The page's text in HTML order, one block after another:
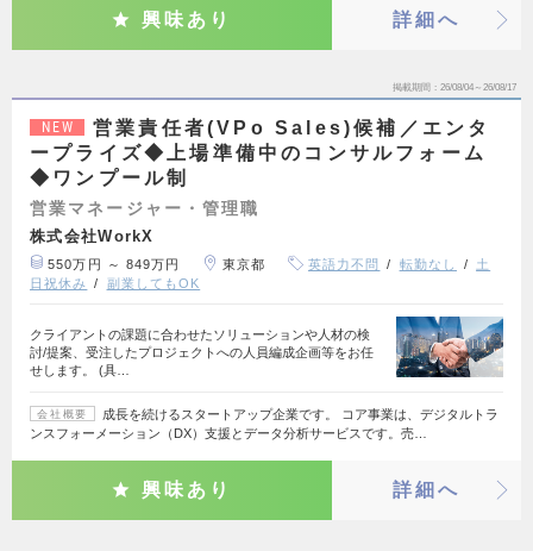
興味あり 詳細へ
掲載期間 26/08/04～26/08/17
NEW
営業責任者(VPo Sales)候補／エンタ
ープライズ◆上場準備中のコンサルフォーム
◆ワンプール制
営業マネージャー・管理職
株式会社WorkX
550万円 ～ 849万円 東京都 英語力不問 転勤なし
土
日祝休み
副業してもOK
クライアントの課題に合わせたソリューションや人材の検
討/提案、受注したプロジェクトへの人員編成企画等をお任
せします。 (具…
会社概要
成長を続けるスタートアップ企業です。 コア事業は、デジタルトラ
ンスフォーメーション（DX）支援とデータ分析サービスです。売…
興味あり 詳細へ